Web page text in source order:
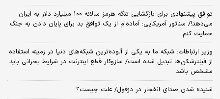
توافق پیشنهادی برای بازگشایی تنگه هرمز سالانه ۱۰۰ میلیارد دلار به ایران
می‌دهد!/ سناتور آمریکایی: آماده‌ام از یک توافق بد برای پایان دادن به جنگ
حمایت کنم
وزیر ارتباطات: شبکه ما به یکی از آلوده‌ترین شبکه‌های دنیا در زمینه استفاده
از فیلترشکن‌ها تبدیل شده است/ سازوکار قطع اینترنت در شرایط بحرانی باید
مشخص باشد
شنیده شدن صدای انفجار در دزفول/ علت چیست؟